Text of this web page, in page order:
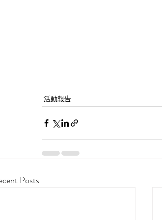
活動報告
Posts